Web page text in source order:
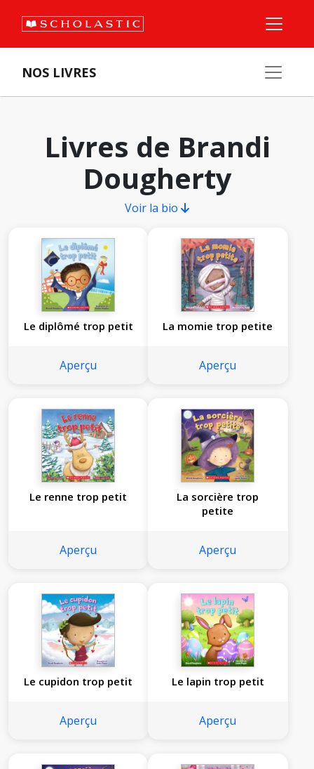
NOS LIVRES
Livres de Brandi
Dougherty
Voir la bio
Le diplômé trop petit
Aperçu
La momie trop petite
Aperçu
Le renne trop petit
Aperçu
La sorcière trop
petite
Aperçu
Le cupidon trop petit
Aperçu
Le lapin trop petit
Aperçu